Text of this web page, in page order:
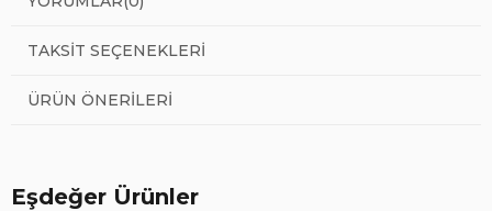
TAKSIT SEÇENEKLERI
ÜRÜN ÖNERILERI
Eşdeğer Ürünler